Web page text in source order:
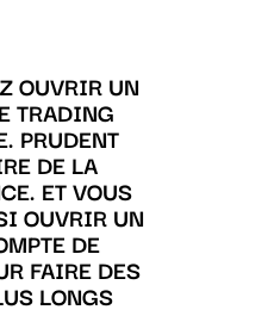
OUVRIR UN
TRADING
PRUDENT
DE LA
ET VOUS
OUVRIR UN
DE
FAIRE DES
LONGS